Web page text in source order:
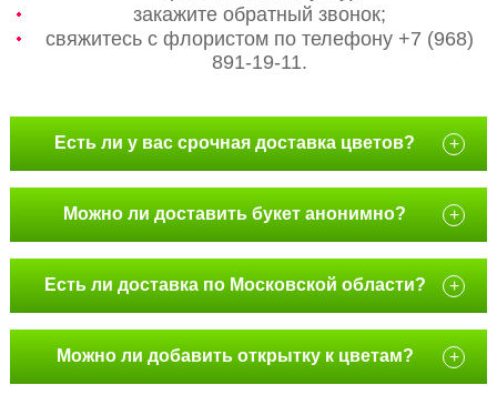
закажите обратный звонок;
свяжитесь с флористом по телефону +7 (968)
891-19-11.
Есть ли у вас срочная доставка цветов? +
Можно ли доставить букет анонимно? +
Есть ли доставка по Московской области? +
Можно ли добавить открытку к цветам? +